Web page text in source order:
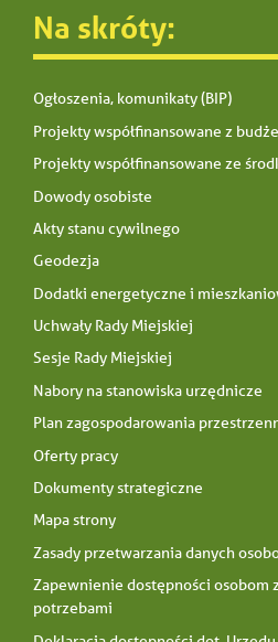
Na skróty:
Ogłoszenia, komunikaty (BIP)
Projekty współfinansowane z
Projekty współfinansowane ze
Dowody osobiste
Akty stanu cywilnego
Geodezja
Dodatki energetyczne i
Uchwały Rady Miejskiej
Sesje Rady Miejskiej
Nabory na stanowiska urzędnicze
Plan zagospodarowania
Oferty pracy
Dokumenty strategiczne
Mapa strony
Zasady przetwarzania danych
Zapewnienie dostępności osobom
potrzebami